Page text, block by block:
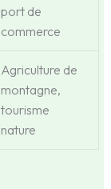
port de
commerce
Agriculture de
montagne,
tourisme
nature